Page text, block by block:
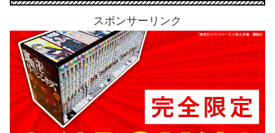
スポンサーリンク